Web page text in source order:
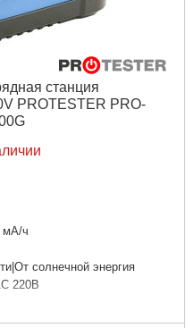
станция
PROTESTER PRO-
мА/ч
солнечной энергия
220В
заряда|Быстрая зарядка